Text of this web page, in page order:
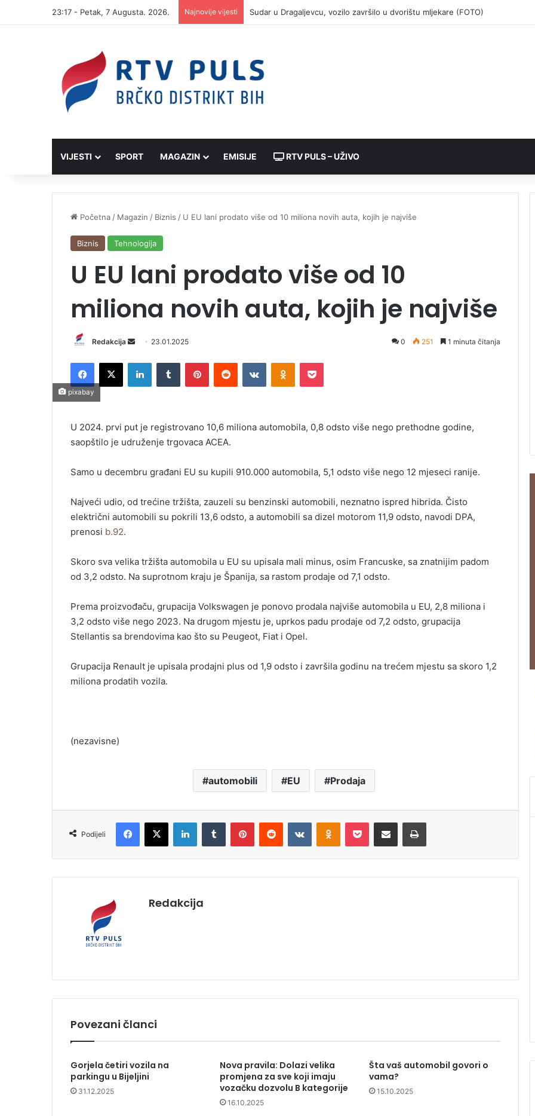
23:17 - Petak, 7 Augusta. 2026. Najnovije vijesti
VIJESTI SPORT MAGAZIN EMISIJE RTV PULS – UŽIVO
Početna / Magazin / Biznis / U EU lani prodato više od 10 miliona novih auta, kojih je najviše
Biznis Tehnologija
U EU lani prodato više od 10
miliona novih auta, kojih je najviše
Redakcija
n
d
e
m
i
23.01.2025 0 251 1 minuta čitanja
pixabay
U 2024. prvi put je registrovano 10,6 miliona automobila, 0,8 odsto više nego prethodne godine,
saopštilo je udruženje trgovaca ACEA.
Samo u decembru građani EU su kupili 910.000 automobila, 5,1 odsto više nego 12 mjeseci ranije.
Najveći udio, od trećine tržišta, zauzeli su benzinski automobili, neznatno ispred hibrida. Čisto
električni automobili su pokrili 13,6 odsto, a automobili sa dizel motorom 11,9 odsto, navodi DPA,
prenosi b.92.
Skoro sva velika tržišta automobila u EU su upisala mali minus, osim Francuske, sa znatnijim padom
od 3,2 odsto. Na suprotnom kraju je Španija, sa rastom prodaje od 7,1 odsto.
Prema proizvođaču, grupacija Volkswagen je ponovo prodala najviše automobila u EU, 2,8 miliona i
3,2 odsto više nego 2023. Na drugom mjestu je, uprkos padu prodaje od 7,2 odsto, grupacija
Stellantis sa brendovima kao što su Peugeot, Fiat i Opel.
Grupacija Renault je upisala prodajni plus od 1,9 odsto i završila godinu na trećem mjestu sa skoro 1,2
miliona prodatih vozila.
(nezavisne)
automobili EU Prodaja
Podijeli
Redakcija
Povezani članci
Gorjela četiri vozila na
parkingu u Bijeljini
31.12.2025
Nova pravila: Dolazi velika
promjena za sve koji imaju
vozačku dozvolu B kategorije
16.10.2025
Šta vaš automobil govori o
vama?
15.10.2025